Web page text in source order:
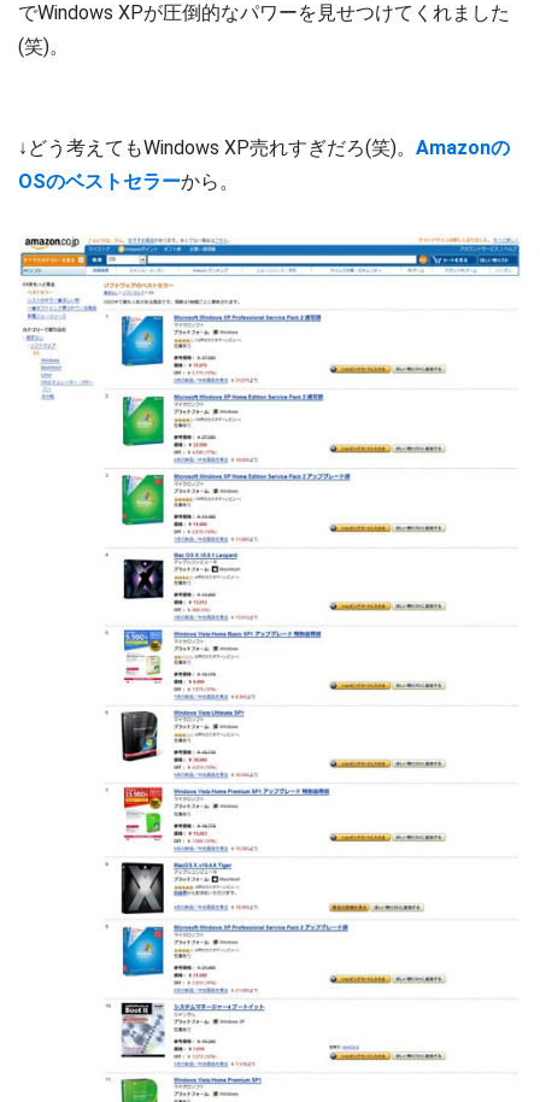
でWindows XPが圧倒的なパワーを見せつけてくれました
(笑)。
↓どう考えてもWindows XP売れすぎだろ(笑)。 Amazonの
OSのベストセラーから。